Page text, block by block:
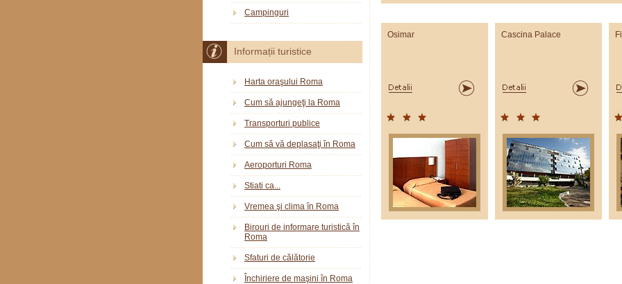
Osimar Cascina Palace
Campinguri
Informații turistice
Harta oraşului Roma
Cum să ajungeţi la Roma
Transporturi publice
Cum să vă deplasaţi în Roma
Aeroporturi Roma
Stiati ca...
Vremea şi clima în Roma
Birouri de informare turistică în
Roma
Sfaturi de călătorie
Închiriere de maşini în Roma